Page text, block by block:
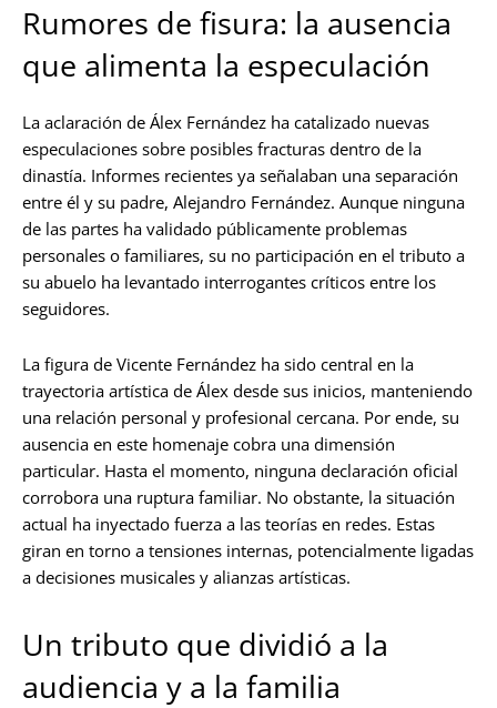
Rumores de fisura: la ausencia
que alimenta la especulación
La aclaración de Álex Fernández ha catalizado nuevas
especulaciones sobre posibles fracturas dentro de la
dinastía. Informes recientes ya señalaban una separación
entre él y su padre, Alejandro Fernández. Aunque ninguna
de las partes ha validado públicamente problemas
personales o familiares, su no participación en el tributo a
su abuelo ha levantado interrogantes críticos entre los
seguidores.
La figura de Vicente Fernández ha sido central en la
trayectoria artística de Álex desde sus inicios, manteniendo
una relación personal y profesional cercana. Por ende, su
ausencia en este homenaje cobra una dimensión
particular. Hasta el momento, ninguna declaración oficial
corrobora una ruptura familiar. No obstante, la situación
actual ha inyectado fuerza a las teorías en redes. Estas
giran en torno a tensiones internas, potencialmente ligadas
a decisiones musicales y alianzas artísticas.
Un tributo que dividió a la
audiencia y a la familia